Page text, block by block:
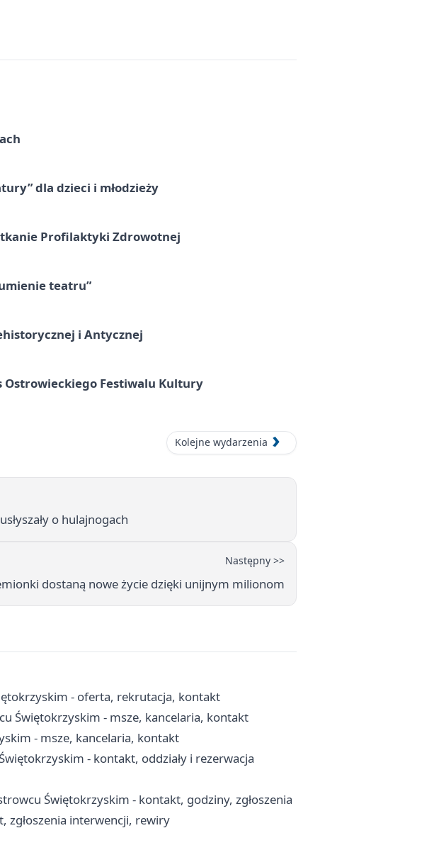
dla dzieci i młodzieży
Profilaktyki Zdrowotnej
teatru”
i Antycznej
Ostrowieckiego Festiwalu Kultury
Kolejne wydarzenia
o hulajnogach
Następny >>
dostaną nowe życie dzięki unijnym milionom
- oferta, rekrutacja, kontakt
Świętokrzyskim - msze, kancelaria, kontakt
- msze, kancelaria, kontakt
- kontakt, oddziały i rezerwacja
Świętokrzyskim - kontakt, godziny, zgłoszenia
zgłoszenia interwencji, rewiry